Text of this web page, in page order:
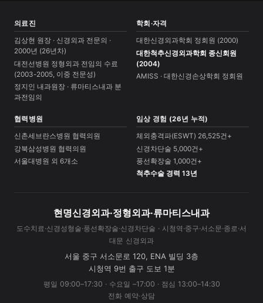
의료진
김상현 원장 · 신경외과 전문의 ·
2000년 (26년차)
대전선병원 정형외과 전임의 수료
(2003-2005, 이중 전문성)
정지인 내과원장 · 류마티스내과 분
과전임의
학회·자격
대한신경외과학회 정회원 (2000)
대한척추신경외과학회 종신회원
(2004)
AMISS · 대한신경손상학회 정회원
협력병원
신촌세브란스병원 협력의원
강북삼성병원 협력의원
서울대병원 외 6개소
임상 경험 (26년 누적)
체외충격파(ESWT) 26,525건+
신경차단술 5,000건+
풍선확장술 1,000건+
척추수술 경력 13년
현명신경외과·정형외과·류마티스내과
도수치료·신경성형술·풍선확장술·신경차단술 · 시청역·중구·서소문·종로·서
대문 신경외과
서울 중구 서소문로 120, ENA 빌딩 3층
시청역 9번 출구 도보 1분
평일 09:00–17:30 · 수요일 –17:00 · 점심 13:00–14:30
전화 예약·상담